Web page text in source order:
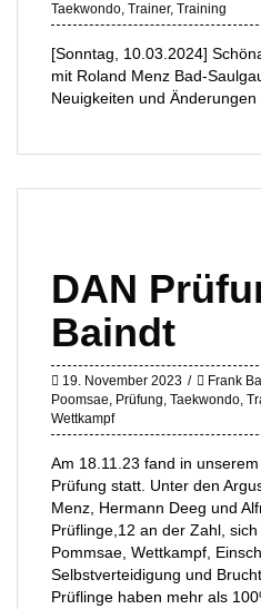
Taekwondo, Trainer, Training
[Sonntag, 10.03.2024]
mit Roland Menz Bad-
Neuigkeiten und
DAN
Baindt
19. November 2023 Frank
Poomsae, Prüfung, Taekwondo,
Wettkampf
Am 18.11.23 fand in
Prüfung statt. Unter den
Menz, Hermann Deeg und
Prüflinge,12 an der Zahl,
Pommsae, Wettkampf,
Selbstverteidigung und
Prüflinge haben mehr als